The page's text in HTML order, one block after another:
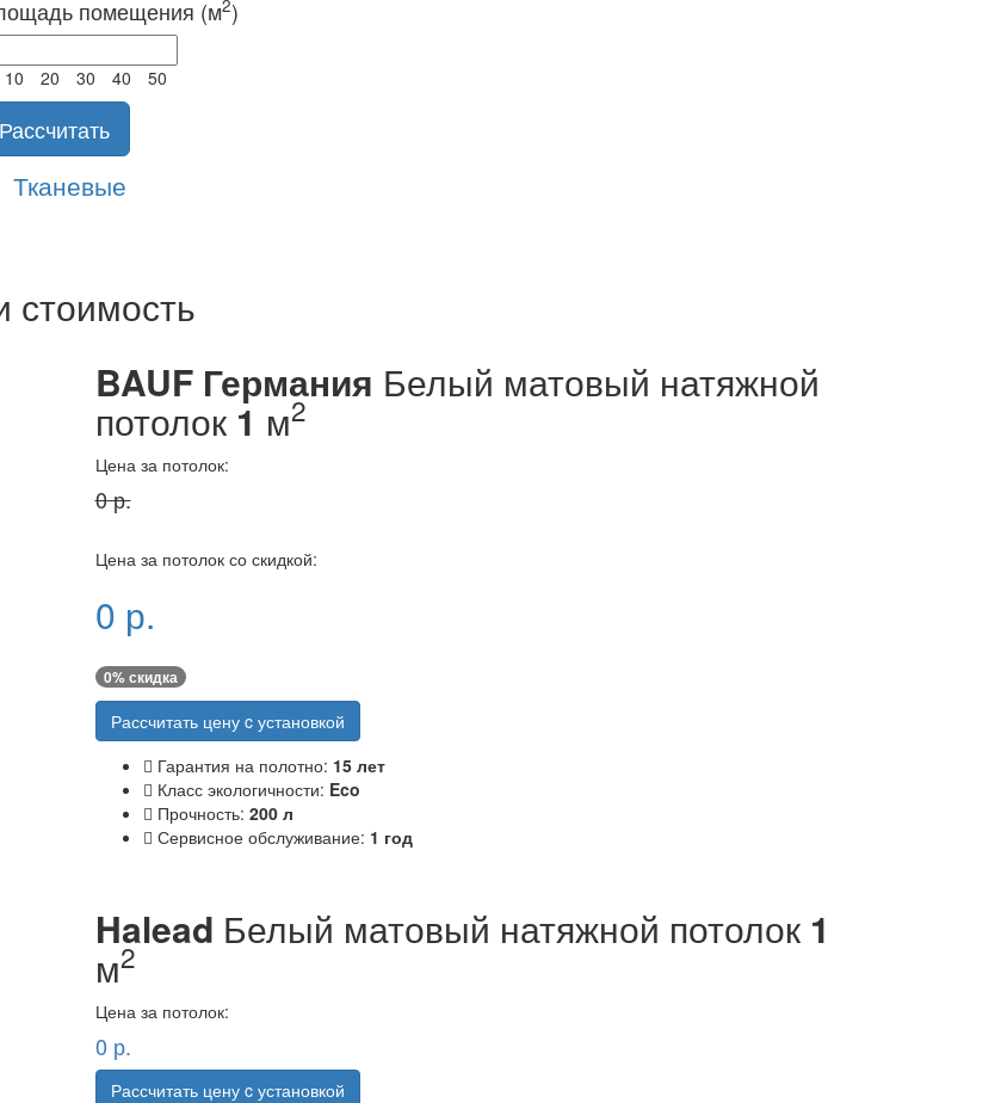
помещения (м2)
10 20 30 40 50
Рассчитать
Тканевые
стоимость
BAUF Германия Белый матовый натяжной
потолок 1 м2
Цена за потолок:
0р.
Цена за потолок со скидкой:
0 р.
0% скидка
Рассчитать цену c установкой
Гарантия на полотно: 15 лет
Класс экологичности: Eco
Прочность: 200 л
Сервисное обслуживание: 1 год
Halead Белый матовый натяжной потолок 1
м2
Цена за потолок:
0 р.
Рассчитать цену c установкой